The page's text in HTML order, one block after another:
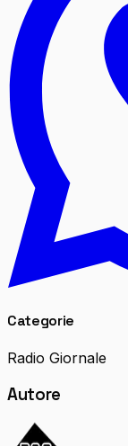
Categorie
Radio Giornale
Autore